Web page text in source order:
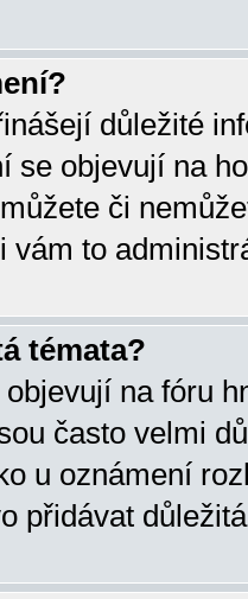
důležité
se objevují na
či
vám to
témata?
na fóru
často velmi
u oznámení
přidávat